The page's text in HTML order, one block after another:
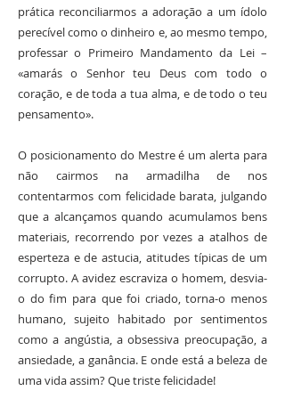
prática reconciliarmos a adoração a um ídolo
perecível como o dinheiro e, ao mesmo tempo,
professar o Primeiro Mandamento da Lei –
«amarás o Senhor teu Deus com todo o
coração, e de toda a tua alma, e de todo o teu
pensamento».
O posicionamento do Mestre é um alerta para
não cairmos na armadilha de nos
contentarmos com felicidade barata, julgando
que a alcançamos quando acumulamos bens
materiais, recorrendo por vezes a atalhos de
esperteza e de astucia, atitudes típicas de um
corrupto. A avidez escraviza o homem, desvia-
o do fim para que foi criado, torna-o menos
humano, sujeito habitado por sentimentos
como a angústia, a obsessiva preocupação, a
ansiedade, a ganância. E onde está a beleza de
uma vida assim? Que triste felicidade!